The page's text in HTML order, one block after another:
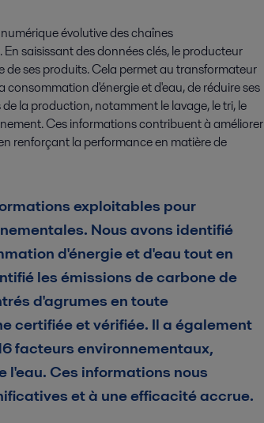
évolutive des chaînes
saisissant des données clés, le producteur
de ses produits. Cela permet au transformateur
consommation d'énergie et d'eau, de réduire ses
la production, notamment le lavage, le tri, le
Ces informations contribuent à améliorer
renforçant la performance en matière de
exploitables pour
Nous avons identifié
d'énergie et d'eau tout en
les émissions de carbone de
d'agrumes en toute
certifiée et vérifiée. Il a également
facteurs environnementaux,
Ces informations nous
et à une efficacité accrue.